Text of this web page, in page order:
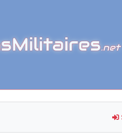
.net